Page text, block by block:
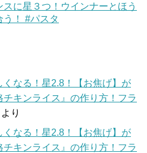
に星３つ！ウインナーとほう
う！ #パスタ
なる！星2.8！【お焦げ】が
キンライス』の作り方！フラ
より
なる！星2.8！【お焦げ】が
キンライス』の作り方！フラ